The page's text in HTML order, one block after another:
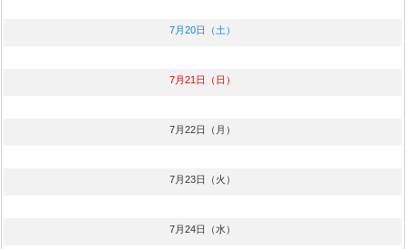
7月20日（土）
7月21日（日）
7月22日（月）
7月23日（火）
7月24日（水）